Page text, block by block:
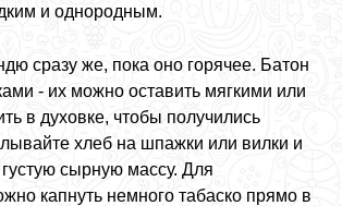
и однородным.
сразу же, пока оно горячее. Батон
- их можно оставить мягкими или
в духовке, чтобы получились
хлеб на шпажки или вилки и
сырную массу. Для
капнуть немного табаско прямо в